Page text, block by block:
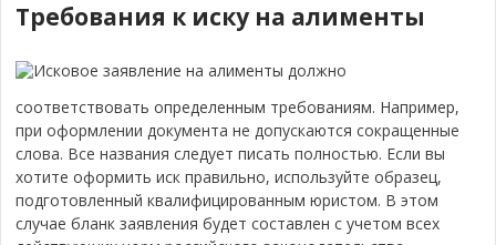
Требования к иску на алименты
Исковое заявление на алименты должно
соответствовать определенным требованиям. Например,
при оформлении документа не допускаются сокращенные
слова. Все названия следует писать полностью. Если вы
хотите оформить иск правильно, используйте образец,
подготовленный квалифицированным юристом. В этом
случае бланк заявления будет составлен с учетом всех